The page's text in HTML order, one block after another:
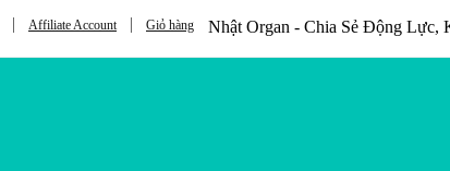
Affiliate Account Giỏ hàng
Nhật Organ - Chia Sẻ Động